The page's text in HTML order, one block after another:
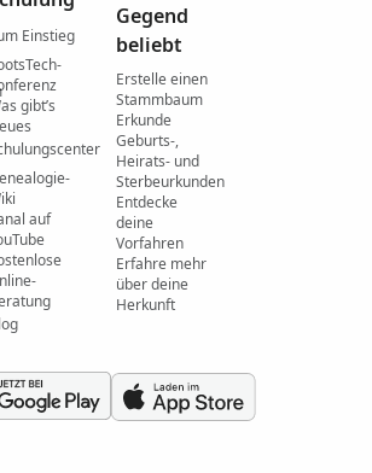
Einstieg
gibtʼs
auf
Gegend
beliebt
Erstelle einen
Stammbaum
Erkunde
Geburts-,
Heirats- und
Sterbeurkunden
Entdecke
deine
Vorfahren
Erfahre mehr
über deine
Herkunft